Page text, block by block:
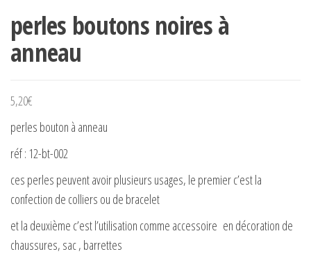
perles boutons noires à
anneau
5,20€
perles bouton à anneau
réf : 12-bt-002
ces perles peuvent avoir plusieurs usages, le premier c’est la
confection de colliers ou de bracelet
et la deuxième c’est l’utilisation comme accessoire en décoration de
chaussures, sac , barrettes